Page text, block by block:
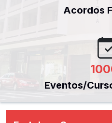
Acordos
Eventos/